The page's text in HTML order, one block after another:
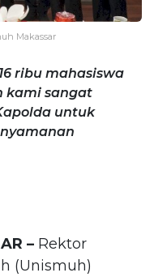
Makassar
ribu mahasiswa
kami sangat
untuk
– Rektor
(Unismuh)